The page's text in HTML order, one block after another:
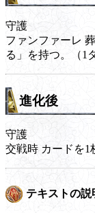
守護
ファンファーレ
る」を持つ。（1
進化後
守護
交戦時 カードを1
テキストの説